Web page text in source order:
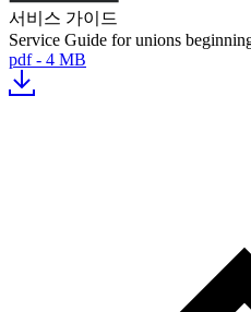
서비스 가이드
Service Guide for unions
pdf - 4 MB